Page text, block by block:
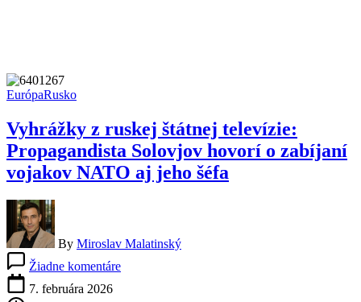
EurópaRusko
Vyhrážky z ruskej štátnej televízie:
Propagandista Solovjov hovorí o zabíjaní
vojakov NATO aj jeho šéfa
By Miroslav Malatinský
Žiadne komentáreVyhrážky
7. februára 2026